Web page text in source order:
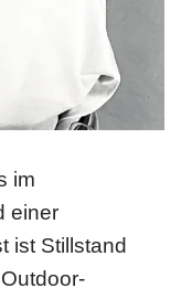
im
einer
ist Stillstand